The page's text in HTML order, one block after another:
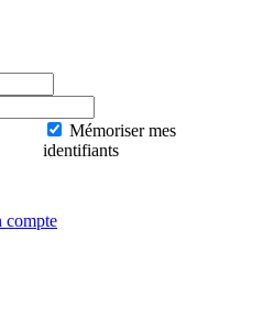
Mémoriser mes
identifiants
compte